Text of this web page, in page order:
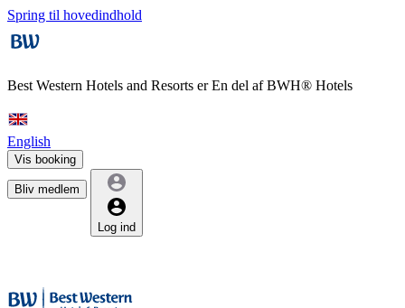
Spring til hovedindhold
Best Western Hotels and Resorts erEn del af BWH® Hotels
English
Vis booking
Bliv medlem
Log ind